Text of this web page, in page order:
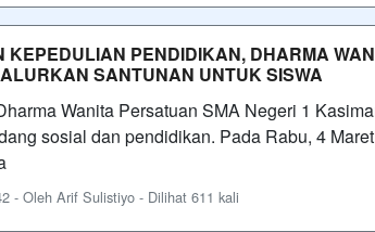
KEPEDULIAN PENDIDIKAN, DHARMA
SANTUNAN UNTUK SISWA
Wanita Persatuan SMA Negeri 1
sosial dan pendidikan. Pada Rabu, 4
- Oleh Arif Sulistiyo - Dilihat 611 kali